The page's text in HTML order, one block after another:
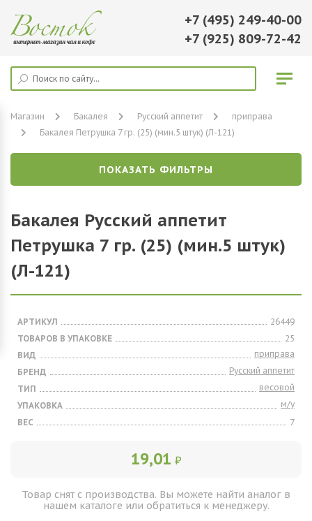
+7 (495) 249-40-00
+7 (925) 809-72-42
Магазин Бакалея Русский аппетит
приправа
Бакалея Петрушка 7 гр. (25) (мин.5 штук) (Л-121)
ПОКАЗАТЬ ФИЛЬТРЫ
Бакалея Русский аппетит
Петрушка 7 гр. (25) (мин.5 штук)
(Л-121)
АРТИКУЛ
26449
ТОВАРОВ В УПАКОВКЕ
25
ВИД
приправа
БРЕНД
Русский аппетит
ТИП
весовой
УПАКОВКА
м/у
ВЕС
7
19,01 ₽
Товар снят с производства. Вы можете найти аналог в
нашем каталоге или обратиться к менеджеру.